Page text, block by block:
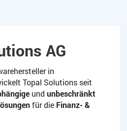
AG
in
Topal Solutions seit
und unbeschränkt
für die Finanz- &